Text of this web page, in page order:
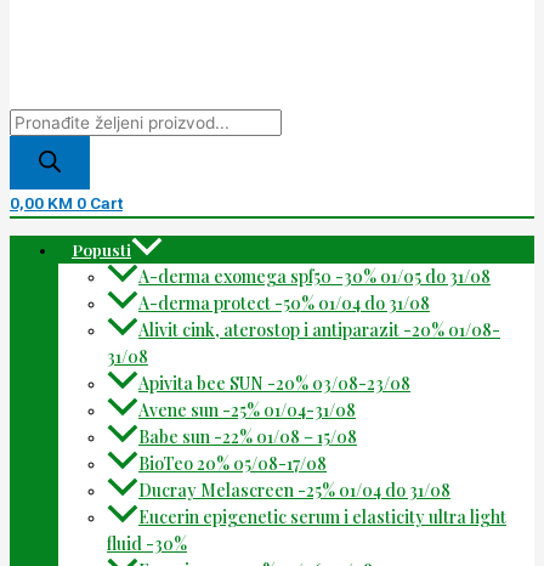
0,00 KM 0 Cart
Popusti
A-derma exomega spf50 -30% 01/05 do 31/08
A-derma protect -50% 01/04 do 31/08
Alivit cink, aterostop i antiparazit -20% 01/08-
31/08
Apivita bee SUN -20% 03/08-23/08
Avene sun -25% 01/04-31/08
Babe sun -22% 01/08 – 15/08
BioTeo 20% 05/08-17/08
Ducray Melascreen -25% 01/04 do 31/08
Eucerin epigenetic serum i elasticity ultra light
fluid -30%